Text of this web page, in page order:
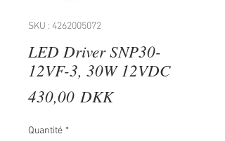
SKU : 4262005072
LED Driver SNP30-
12VF-3, 30W 12VDC
430,00 DKKPrix
Quantité *